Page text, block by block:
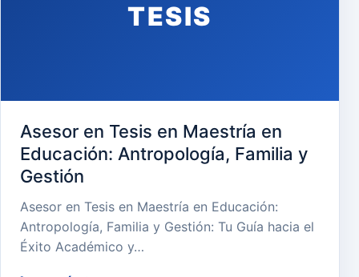
TESIS
Asesor en Tesis en Maestría en
Educación: Antropología, Familia y
Gestión
Asesor en Tesis en Maestría en Educación:
Antropología, Familia y Gestión: Tu Guía hacia el
Éxito Académico y…